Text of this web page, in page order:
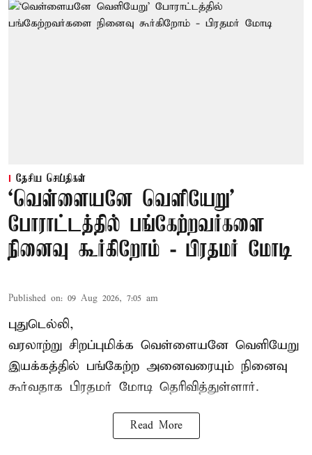
தேசிய செய்திகள்
‘வெள்ளையனே வெளியேறு’
போராட்டத்தில் பங்கேற்றவர்களை
நினைவு கூர்கிறோம் - பிரதமர் மோடி
Published on: 09 Aug 2026, 7:05 am
புதுடெல்லி,
வரலாற்று சிறப்புமிக்க வெள்ளையனே வெளியேறு
இயக்கத்தில் பங்கேற்ற அனைவரையும் நினைவு
கூர்வதாக பிரதமர் மோடி தெரிவித்துள்ளார்.
Read More